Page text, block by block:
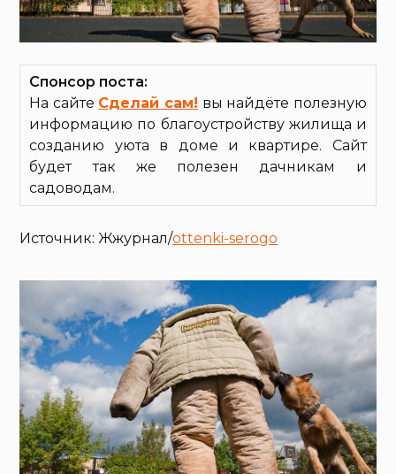
Спонсор поста:
На сайте Сделай сам! вы найдёте полезную
информацию по благоустройству жилища и
созданию уюта в доме и квартире. Сайт
будет так же полезен дачникам и
садоводам.
Источник: Жжурнал/ottenki-serogo